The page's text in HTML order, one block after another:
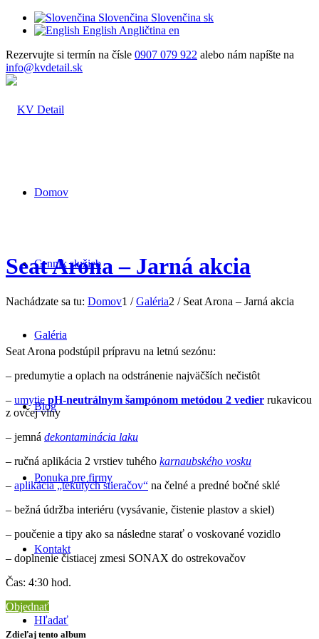
Slovenčina Slovenčina sk
English Angličtina en
Rezervujte si termín na čísle 0907 079 922 alebo nám napíšte na
info@kvdetail.sk
Domov
Cenník služieb
Galéria
Blog
Ponuka pre firmy
Kontakt
Hľadať
Seat Arona – Jarná akcia
Nachádzate sa tu: Domov1 / Galéria2 / Seat Arona – Jarná akcia
Seat Arona podstúpil prípravu na letnú sezónu:
– predumytie a oplach na odstránenie najväčších nečistôt
– umytie pH-neutrálnym šampónom metódou 2 vedier rukavicou
z ovčej vlny
– jemná dekontaminácia laku
– ručná aplikácia 2 vrstiev tuhého karnaubského vosku
– aplikácia „tekutých stieračov“ na čelné a predné bočné sklé
– bežná údržba interiéru (vysávanie, čistenie plastov a skiel)
– poučenie a tipy ako sa následne starať o voskované vozidlo
– doplnenie čistiacej zmesi SONAX do ostrekovačov
Čas: 4:30 hod.
Objednať
Zdieľaj tento album